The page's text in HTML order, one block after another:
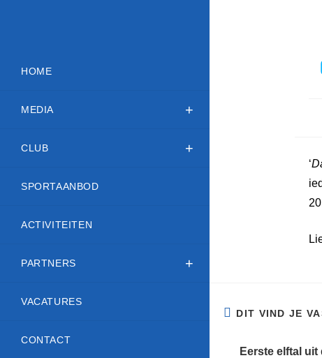
HOME
MEDIA
CLUB
SPORTAANBOD
ACTIVITEITEN
PARTNERS
VACATURES
CONTACT
‘
DIT VIND JE
Eerste elftal